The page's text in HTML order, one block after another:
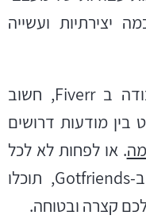
יצירתיות ועשייה
אם אתם חולמים על ראיון עבודה ב Fiverr, חשוב
מודעות דרושים
. או לפחות לא לכל
Gotfriends, תוכלו
קצרה ובטוחה.